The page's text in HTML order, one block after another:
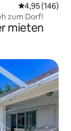
4,95 (146)
zum Dorf!
mieten